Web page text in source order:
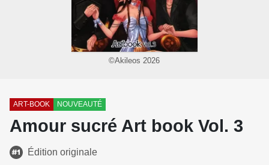
©Akileos 2026
ART-BOOK NOUVEAUTÉ
Amour sucré Art book Vol. 3
Édition originale